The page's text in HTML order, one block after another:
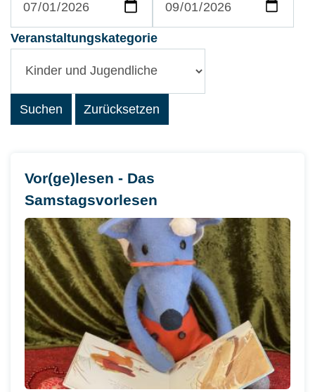
Veranstaltungskategorie
Vor(ge)lesen - Das
Samstagsvorlesen